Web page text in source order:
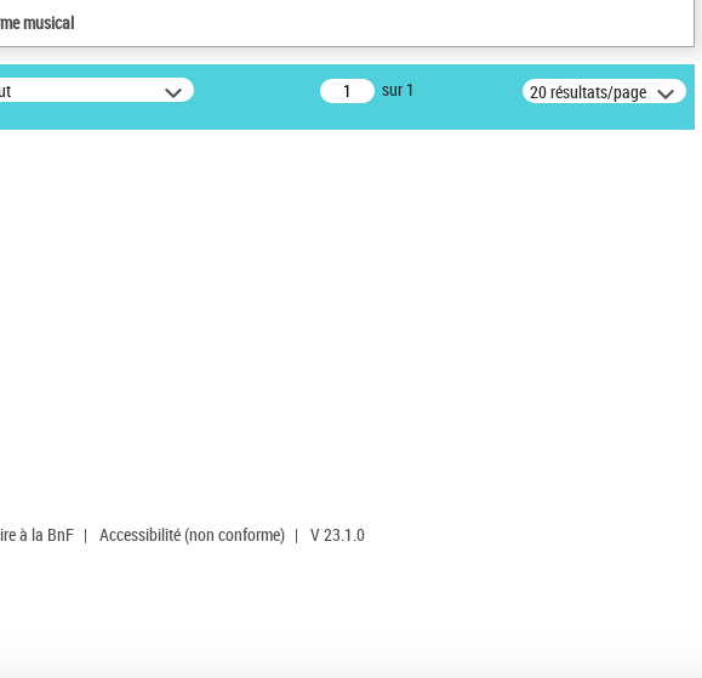
musical
sur 1 20 résultats/page
à la BnF | Accessibilité (non conforme) | V 23.1.0